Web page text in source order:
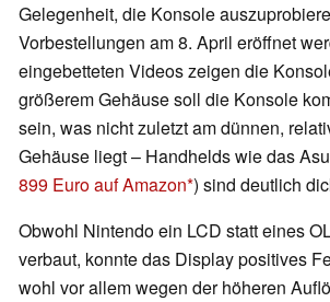
Gelegenheit, die Konsole
Vorbestellungen am 8. April eröffnet
eingebetteten Videos zeigen die
größerem Gehäuse soll die Konsole
sein, was nicht zuletzt am dünnen,
Gehäuse liegt – Handhelds wie das
899 Euro auf Amazon ) sind deutlich
Obwohl Nintendo ein LCD statt eines
verbaut, konnte das Display positives
wohl vor allem wegen der höheren